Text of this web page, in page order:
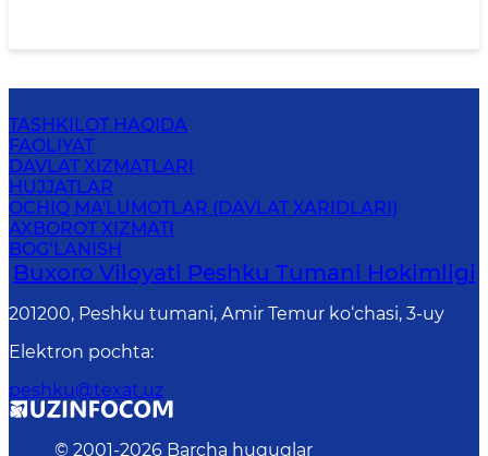
TASHKILOT HAQIDA
FAOLIYAT
DAVLAT XIZMATLARI
HUJJATLAR
OCHIQ MA'LUMOTLAR (DAVLAT XARIDLARI)
AXBOROT XIZMATI
BOG‘LANISH
Buxoro Viloyati Peshku Tumani Hokimligi
201200, Peshku tumani, Аmir Temur ko‘chasi, 3-uy
Elektron pochta:
peshku@texat.uz
© 2001-2026 Barcha huquqlar